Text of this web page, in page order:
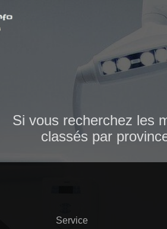
Si vous recherchez les
classés par
Service